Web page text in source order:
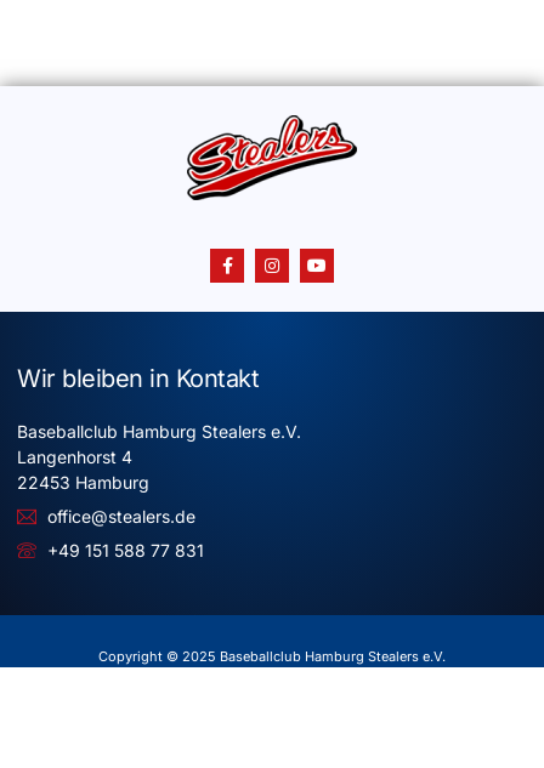
Wir bleiben in Kontakt
Baseballclub Hamburg Stealers e.V.
Langenhorst 4
22453 Hamburg
office@stealers.de
+49 151 588 77 831
Copyright © 2025 Baseballclub Hamburg Stealers e.V.